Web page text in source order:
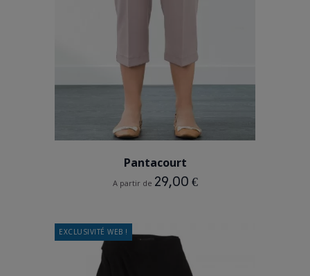
BLEU MARINE
Pantacourt
A partir de 29,00 €
EXCLUSIVITÉ WEB !